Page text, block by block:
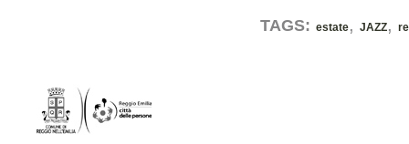
TAGS: estate, JAZZ,